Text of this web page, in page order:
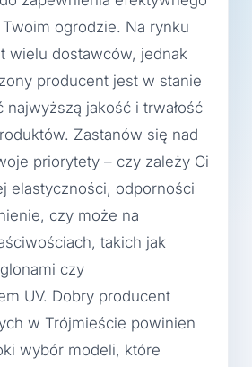
ogrodzie. Na rynku
wielu dostawców, jednak
producent jest w stanie
najwyższą jakość i trwałość
Zastanów się nad
priorytety – czy zależy Ci
elastyczności, odporności
czy może na
takich jak
czy
UV. Dobry producent
w Trójmieście powinien
wybór modeli, które